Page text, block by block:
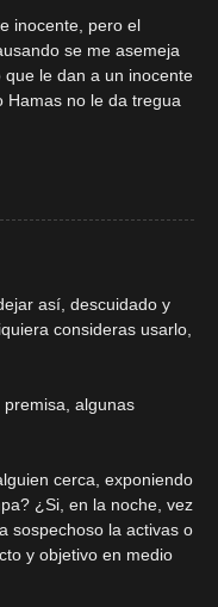
inocente, pero el
se me asemeja
le dan a un inocente
Hamas no le da tregua
así, descuidado y
consideras usarlo,
algunas
cerca, exponiendo
¿Si, en la noche, vez
sospechoso la activas o
y objetivo en medio